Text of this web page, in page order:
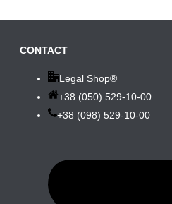
CONTACT
Legal Shop®
+38 (050) 529-10-00
+38 (098) 529-10-00